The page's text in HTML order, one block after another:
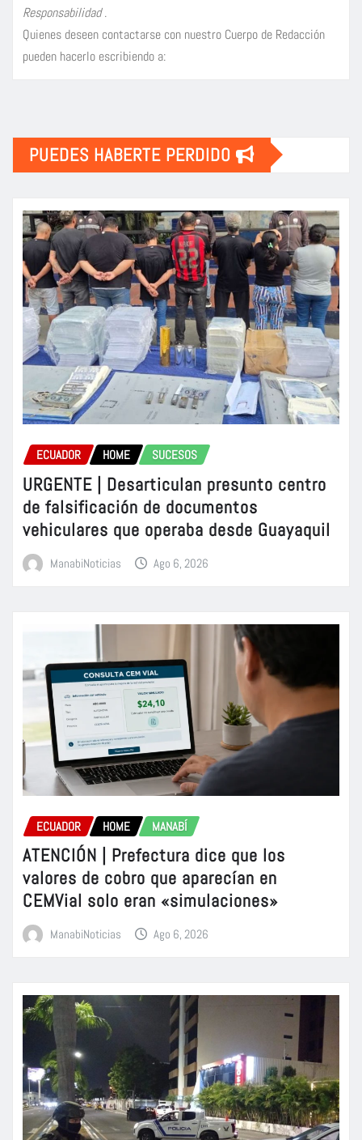
Responsabilidad.
Quienes deseen contactarse con nuestro Cuerpo de Redacción
pueden hacerlo escribiendo a:
PUEDES HABERTE PERDIDO
ECUADOR HOME SUCESOS
URGENTE | Desarticulan presunto centro
de falsificación de documentos
vehiculares que operaba desde Guayaquil
ManabiNoticias Ago 6, 2026
ECUADOR HOME MANABÍ
ATENCIÓN | Prefectura dice que los
valores de cobro que aparecían en
CEMVial solo eran «simulaciones»
ManabiNoticias Ago 6, 2026